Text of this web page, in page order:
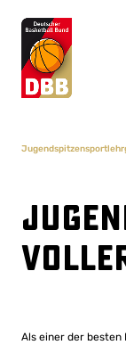
Als einer der